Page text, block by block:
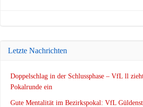
Letzte Nachrichten
Doppelschlag in der Schlussphase – VfL ll
Pokalrunde ein
Gute Mentalität im Bezirkspokal: VfL